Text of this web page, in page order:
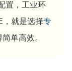
置，工业环
，就是选择专
单高效。